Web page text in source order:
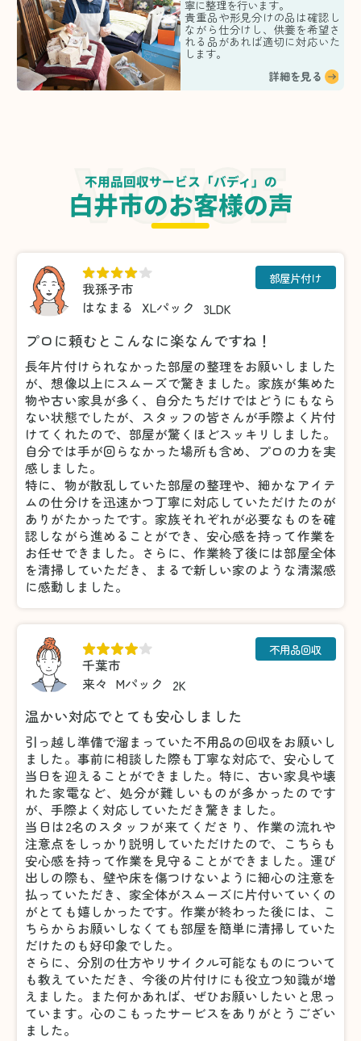
寧に整理を行います。
貴重品や形見分けの品は確認し
ながら仕分けし、供養を希望さ
れる品があれば適切に対応いた
します。
詳細を見る
不用品回収サービス「バディ」の
白井市のお客様の声
我孫子市
はなまる
XLパック 3LDK
部屋片付け
プロに頼むとこんなに楽なんですね！
長年片付けられなかった部屋の整理をお願いしました
が、想像以上にスムーズで驚きました。家族が集めた
物や古い家具が多く、自分たちだけではどうにもなら
ない状態でしたが、スタッフの皆さんが手際よく片付
けてくれたので、部屋が驚くほどスッキリしました。
自分では手が回らなかった場所も含め、プロの力を実
感しました。
特に、物が散乱していた部屋の整理や、細かなアイテ
ムの仕分けを迅速かつ丁寧に対応していただけたのが
ありがたかったです。家族それぞれが必要なものを確
認しながら進めることができ、安心感を持って作業を
お任せできました。さらに、作業終了後には部屋全体
を清掃していただき、まるで新しい家のような清潔感
に感動しました。
千葉市
来々 Mパック 2K
不用品回収
温かい対応でとても安心しました
引っ越し準備で溜まっていた不用品の回収をお願いし
ました。事前に相談した際も丁寧な対応で、安心して
当日を迎えることができました。特に、古い家具や壊
れた家電など、処分が難しいものが多かったのです
が、手際よく対応していただき驚きました。
当日は2名のスタッフが来てくださり、作業の流れや
注意点をしっかり説明していただけたので、こちらも
安心感を持って作業を見守ることができました。運び
出しの際も、壁や床を傷つけないように細心の注意を
払っていただき、家全体がスムーズに片付いていくの
がとても嬉しかったです。作業が終わった後には、こ
ちらからお願いしなくても部屋を簡単に清掃していた
だけたのも好印象でした。
さらに、分別の仕方やリサイクル可能なものについて
も教えていただき、今後の片付けにも役立つ知識が増
えました。また何かあれば、ぜひお願いしたいと思っ
ています。心のこもったサービスをありがとうござい
ました。